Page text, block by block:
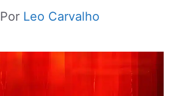
Por Leo Carvalho